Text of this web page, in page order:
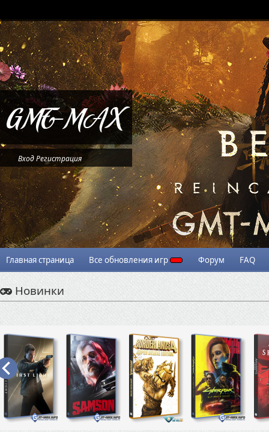
ВходРегистрация
Главная страница Все обновления игр Форум FAQ
Новинки